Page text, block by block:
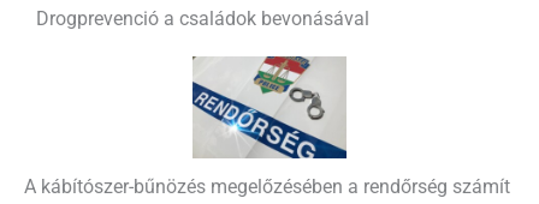
Drogprevenció a családok bevonásával
A kábítószer-bűnözés megelőzésében a rendőrség számít